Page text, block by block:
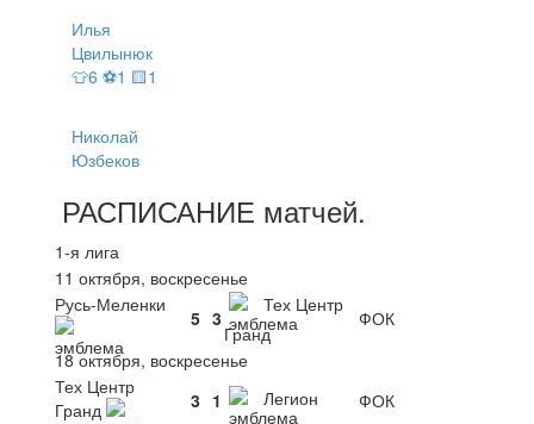
Илья
Цвилынюк
👕6 ⚽1 🟨1
Николай
Юзбеков
РАСПИСАНИЕ матчей.
1-я лига
11 октября, воскресенье
Русь-Меленки
5 3
Тех Центр
Гранд
ФОК
18 октября, воскресенье
Тех Центр
Гранд
3 1 Легион
ФОК